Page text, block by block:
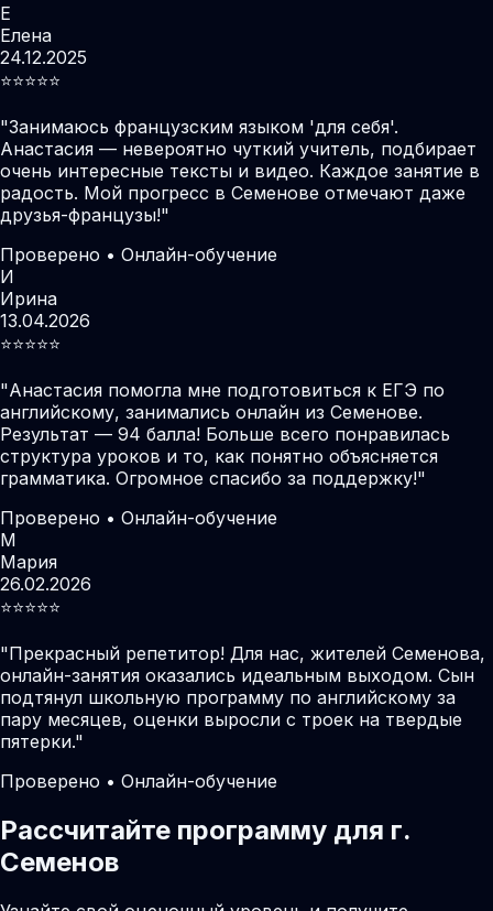
Е
Елена
24.12.2025
⭐️⭐️⭐️⭐️⭐️
"Занимаюсь французским языком 'для себя'.
Анастасия — невероятно чуткий учитель, подбирает
очень интересные тексты и видео. Каждое занятие в
радость. Мой прогресс в Семенове отмечают даже
друзья-французы!"
Проверено • Онлайн-обучение
И
Ирина
13.04.2026
⭐️⭐️⭐️⭐️⭐️
"Анастасия помогла мне подготовиться к ЕГЭ по
английскому, занимались онлайн из Семенове.
Результат — 94 балла! Больше всего понравилась
структура уроков и то, как понятно объясняется
грамматика. Огромное спасибо за поддержку!"
Проверено • Онлайн-обучение
М
Мария
26.02.2026
⭐️⭐️⭐️⭐️⭐️
"Прекрасный репетитор! Для нас, жителей Семенова,
онлайн-занятия оказались идеальным выходом. Сын
подтянул школьную программу по английскому за
пару месяцев, оценки выросли с троек на твердые
пятерки."
Проверено • Онлайн-обучение
Рассчитайте программу для г.
Семенов